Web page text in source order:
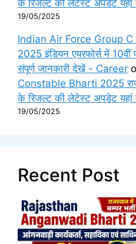
के रिजल्ट की लेटेस्ट अपडेट
19/05/2025
Indian Air Force Group
2025 इंडियन एयरफोर्स में 10वीं
संपूर्ण जानकारी देखें - Career
Constable Bharti 2025
के रिजल्ट की लेटेस्ट अपडेट
19/05/2025
Recent Post